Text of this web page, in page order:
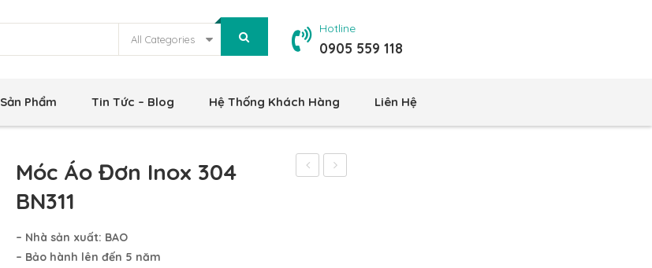
All Categories
Hotline
0905 559 118
Sản Phẩm Tin Tức – Blog Hệ Thống Khách Hàng Liên Hệ
Móc Áo Đơn Inox 304
BN311
– Nhà sản xuất: BAO
– Bảo hành lên đến 5 năm